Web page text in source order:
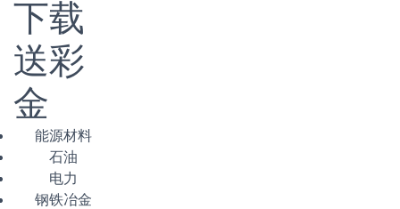
下载
送彩
金
能源材料
石油
电力
钢铁冶金